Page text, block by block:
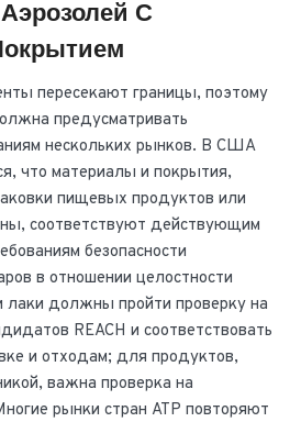
С
пересекают границы, поэтому
предусматривать
нескольких рынков. В США
что материалы и покрытия,
пищевых продуктов или
соответствуют действующим
безопасности
в отношении целостности
должны пройти проверку на
REACH и соответствовать
и отходам; для продуктов,
важна проверка на
рынки стран АТР повторяют